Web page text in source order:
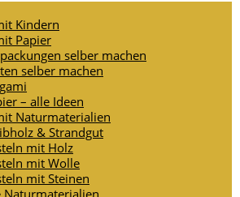
Kindern
Papier
selber machen
selber machen
– alle Ideen
Naturmaterialien
& Strandgut
mit Holz
mit Wolle
mit Steinen
Naturmaterialien